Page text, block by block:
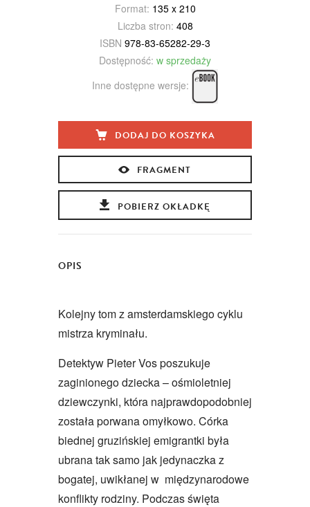
Format: 135 x 210
Liczba stron: 408
ISBN 978-83-65282-29-3
Dostępność: w sprzedaży
Inne dostępne wersje:
DODAJ DO KOSZYKA
FRAGMENT
POBIERZ OKŁADKĘ
OPIS
Kolejny tom z amsterdamskiego cyklu
mistrza kryminału.
Detektyw Pieter Vos poszukuje
zaginionego dziecka – ośmioletniej
dziewczynki, która najprawdopodobniej
została porwana omyłkowo. Córka
biednej gruzińskiej emigrantki była
ubrana tak samo jak jedynaczka z
bogatej, uwikłanej w międzynarodowe
konflikty rodziny. Podczas święta